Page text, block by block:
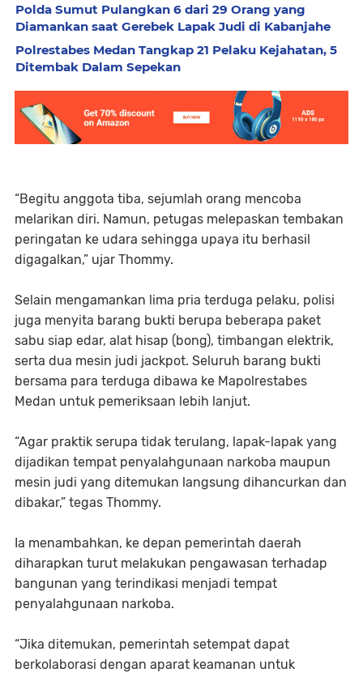
Polda Sumut Pulangkan 6 dari 29 Orang yang
Diamankan saat Gerebek Lapak Judi di Kabanjahe
Polrestabes Medan Tangkap 21 Pelaku Kejahatan, 5
Ditembak Dalam Sepekan
“Begitu anggota tiba, sejumlah orang mencoba
melarikan diri. Namun, petugas melepaskan tembakan
peringatan ke udara sehingga upaya itu berhasil
digagalkan,” ujar Thommy.
Selain mengamankan lima pria terduga pelaku, polisi
juga menyita barang bukti berupa beberapa paket
sabu siap edar, alat hisap (bong), timbangan elektrik,
serta dua mesin judi jackpot. Seluruh barang bukti
bersama para terduga dibawa ke Mapolrestabes
Medan untuk pemeriksaan lebih lanjut.
“Agar praktik serupa tidak terulang, lapak-lapak yang
dijadikan tempat penyalahgunaan narkoba maupun
mesin judi yang ditemukan langsung dihancurkan dan
dibakar,” tegas Thommy.
Ia menambahkan, ke depan pemerintah daerah
diharapkan turut melakukan pengawasan terhadap
bangunan yang terindikasi menjadi tempat
penyalahgunaan narkoba.
“Jika ditemukan, pemerintah setempat dapat
berkolaborasi dengan aparat keamanan untuk